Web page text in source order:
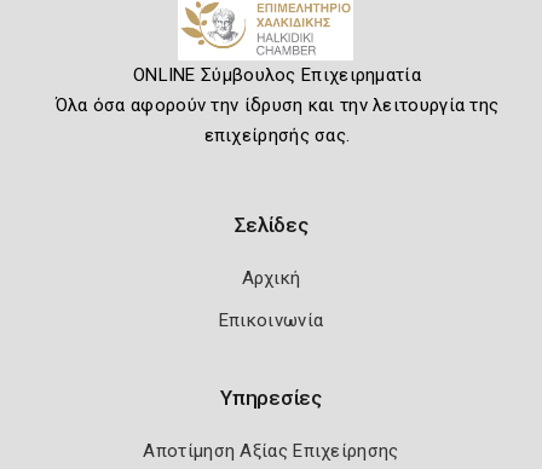
ONLINE Σύμβουλος Επιχειρηματία
Όλα όσα αφορούν την ίδρυση και την λειτουργία της
επιχείρησής σας.
Σελίδες
Αρχική
Επικοινωνία
Υπηρεσίες
Αποτίμηση Αξίας Επιχείρησης